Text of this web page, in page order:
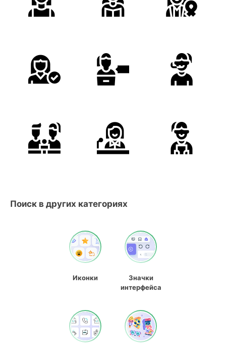
Поиск в других категориях
Иконки
Значки
интерфейса